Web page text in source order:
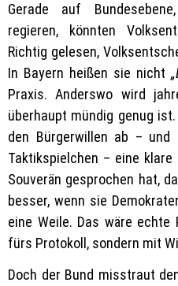
Gerade auf
regieren, könnten
Richtig gelesen,
In Bayern heißen sie nicht
Praxis. Anderswo wird
überhaupt mündig genug
den Bürgerwillen ab – und
Taktikspielchen – eine klare
Souverän gesprochen hat,
besser, wenn sie
eine Weile. Das wäre
fürs Protokoll, sondern mit
Doch der Bund misstraut